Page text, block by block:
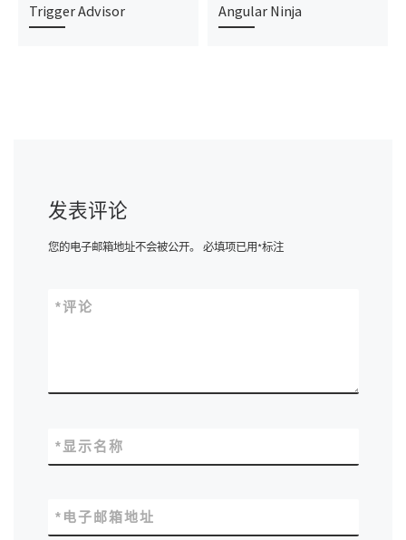
Trigger Advisor Angular Ninja
发表评论
您的电子邮箱地址不会被公开。 必填项已用*标注
评论
*
显示名称
*
电子邮箱地址
*